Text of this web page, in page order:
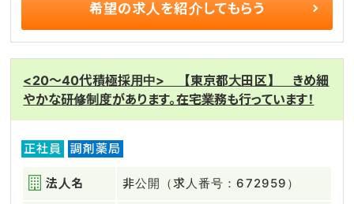
希望の求人を紹介してもらう
<20～40代積極採用中> 【東京都大田区】 きめ細
やかな研修制度があります。在宅業務も行っています！
正社員 調剤薬局
法人名 非公開（求人番号：672959）